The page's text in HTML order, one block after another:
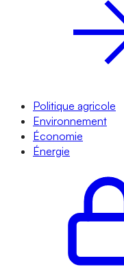
Politique agricole
Environnement
Économie
Énergie